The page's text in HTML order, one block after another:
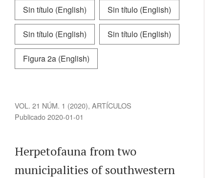
VOL. 21 NÚM. 1 (2020), ARTÍCULOS
Herpetofauna from two
municipalities of southwestern
Publicado 2020-01-01
Sin título (English) Sin título (English)
Sin título (English) Sin título (English)
Figura 2a (English)